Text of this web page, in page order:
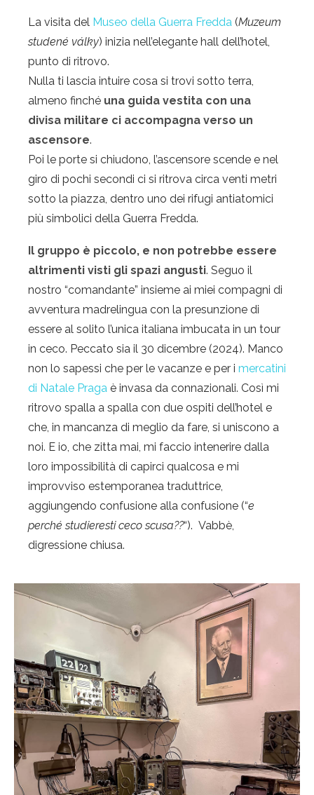
La visita del Museo della Guerra Fredda (Muzeum
studené války) inizia nell’elegante hall dell’hotel,
punto di ritrovo.
Nulla ti lascia intuire cosa si trovi sotto terra,
almeno finché una guida vestita con una
divisa militare ci accompagna verso un
ascensore.
Poi le porte si chiudono, l’ascensore scende e nel
giro di pochi secondi ci si ritrova circa venti metri
sotto la piazza, dentro uno dei rifugi antiatomici
più simbolici della Guerra Fredda.
Il gruppo è piccolo, e non potrebbe essere
altrimenti visti gli spazi angusti. Seguo il
nostro “comandante” insieme ai miei compagni di
avventura madrelingua con la presunzione di
essere al solito l’unica italiana imbucata in un tour
in ceco. Peccato sia il 30 dicembre (2024). Manco
non lo sapessi che per le vacanze e per i mercatini
di Natale Praga è invasa da connazionali. Così mi
ritrovo spalla a spalla con due ospiti dell’hotel e
che, in mancanza di meglio da fare, si uniscono a
noi. E io, che zitta mai, mi faccio intenerire dalla
loro impossibilità di capirci qualcosa e mi
improvviso estemporanea traduttrice,
aggiungendo confusione alla confusione (“e
perché studieresti ceco scusa??“). Vabbè,
digressione chiusa.